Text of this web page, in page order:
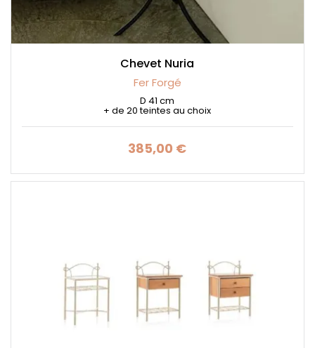
Chevet Nuria
Fer Forgé
D 41 cm
+ de 20 teintes au choix
Prix
385,00 €